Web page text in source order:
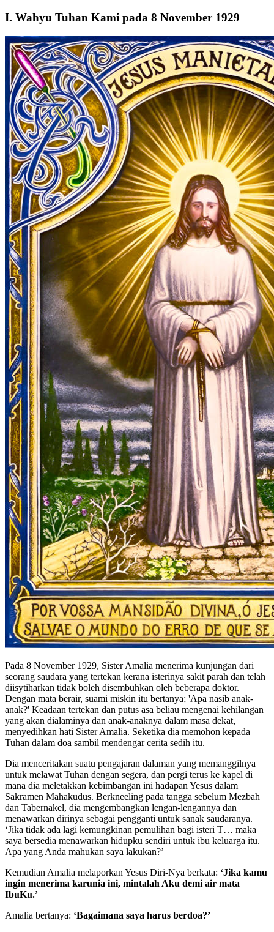
I. Wahyu Tuhan Kami pada 8 November 1929
Pada 8 November 1929, Sister Amalia menerima kunjungan dari
seorang saudara yang tertekan kerana isterinya sakit parah dan telah
diisytiharkan tidak boleh disembuhkan oleh beberapa doktor.
Dengan mata berair, suami miskin itu bertanya; 'Apa nasib anak-
anak?' Keadaan tertekan dan putus asa beliau mengenai kehilangan
yang akan dialaminya dan anak-anaknya dalam masa dekat,
menyedihkan hati Sister Amalia. Seketika dia memohon kepada
Tuhan dalam doa sambil mendengar cerita sedih itu.
Dia menceritakan suatu pengajaran dalaman yang memanggilnya
untuk melawat Tuhan dengan segera, dan pergi terus ke kapel di
mana dia meletakkan kebimbangan ini hadapan Yesus dalam
Sakramen Mahakudus. Berkneeling pada tangga sebelum Mezbah
dan Tabernakel, dia mengembangkan lengan-lengannya dan
menawarkan dirinya sebagai pengganti untuk sanak saudaranya.
‘Jika tidak ada lagi kemungkinan pemulihan bagi isteri T… maka
saya bersedia menawarkan hidupku sendiri untuk ibu keluarga itu.
Apa yang Anda mahukan saya lakukan?’
Kemudian Amalia melaporkan Yesus Diri-Nya berkata: ‘Jika kamu
ingin menerima karunia ini, mintalah Aku demi air mata
IbuKu.’
Amalia bertanya: ‘Bagaimana saya harus berdoa?’